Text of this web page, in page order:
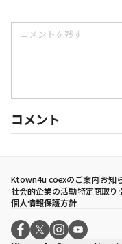
コメント
Ktown4u coexのご案内お知
社会的企業の活動特定商取り
個人情報保護方針